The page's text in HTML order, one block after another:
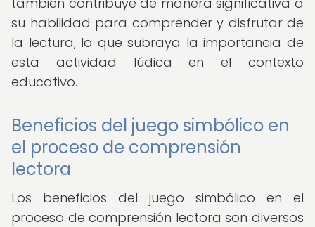
su habilidad para comprender y disfrutar de
la lectura, lo que subraya la importancia de
esta actividad lúdica en el contexto
educativo.
Beneficios del juego simbólico en
el proceso de comprensión
lectora
Los beneficios del juego simbólico en el
proceso de comprensión lectora son diversos